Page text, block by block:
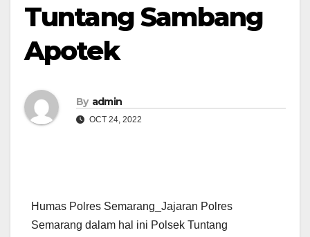
Tuntang Sambang
Apotek
By admin
OCT 24, 2022
Humas Polres Semarang_Jajaran Polres
Semarang dalam hal ini Polsek Tuntang